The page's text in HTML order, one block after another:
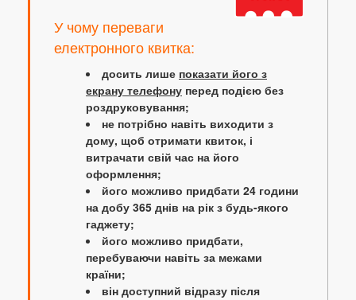
У чому переваги
електронного квитка:
досить лише показати його з
екрану телефону перед подією без
роздруковування;
не потрібно навіть виходити з
дому, щоб отримати квиток, і
витрачати свій час на його
оформлення;
його можливо придбати 24 години
на добу 365 днів на рік з будь-якого
гаджету;
його можливо придбати,
перебуваючи навіть за межами
країни;
він доступний відразу після